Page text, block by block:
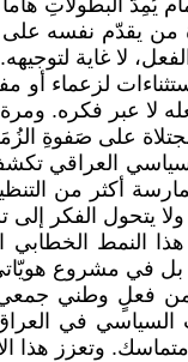
البطولاتِ هاماً
من يقدّم نفسه
لا غاية لتوجيهه.
لزعماء أو
لا عبر فكره.
على صَفوةِ الزُمَرِ
العراقي تكشف
أكثر من
ولا يتحول الفكر
تعمّق هذا
في مشروع
فعلٍ وطني جمعي
في العراق
وتعزز هذا